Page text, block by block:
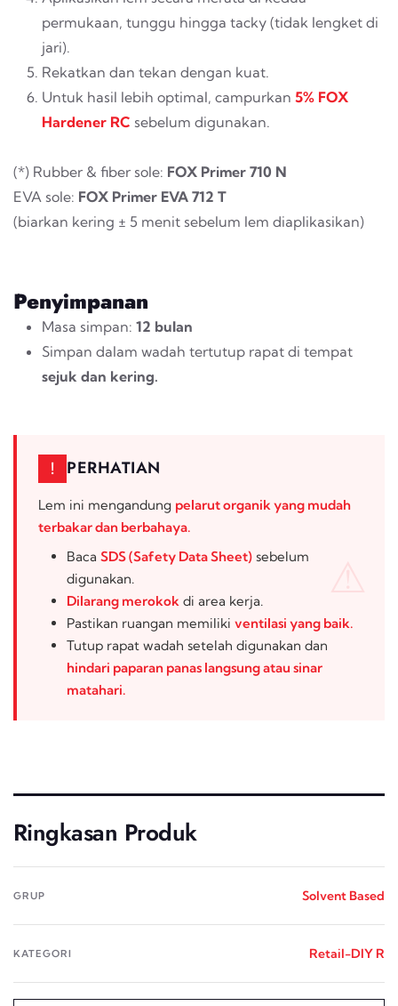
permukaan, tunggu hingga tacky (tidak lengket di
jari).
Rekatkan dan tekan dengan kuat.
Untuk hasil lebih optimal, campurkan 5% FOX
Hardener RC sebelum digunakan.
(*) Rubber & fiber sole: FOX Primer 710 N
EVA sole: FOX Primer EVA 712 T
(biarkan kering ± 5 menit sebelum lem diaplikasikan)
Penyimpanan
Masa simpan: 12 bulan
Simpan dalam wadah tertutup rapat di tempat
sejuk dan kering.
! PERHATIAN
Lem ini mengandung pelarut organik yang mudah
terbakar dan berbahaya.
Baca SDS (Safety Data Sheet) sebelum
digunakan.
Dilarang merokok di area kerja.
Pastikan ruangan memiliki ventilasi yang baik.
Tutup rapat wadah setelah digunakan dan
hindari paparan panas langsung atau sinar
matahari.
Ringkasan Produk
GRUP Solvent Based
KATEGORI Retail-DIY R